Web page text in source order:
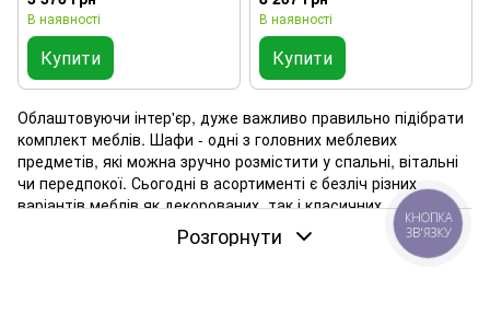
В наявності
Купити
В наявності
Купити
Облаштовуючи інтер'єр, дуже важливо правильно підібрати
комплект меблів. Шафи - одні з головних меблевих
предметів, які можна зручно розмістити у спальні, вітальні
чи передпокої. Сьогодні в асортименті є безліч різних
варіантів меблів як декорованих, так і класичних
мінімалістичних моделей. Наприклад, дводверні шафи з
дверцятами - приклад стандартного, елегантного
Розгорнути
КНОПКА
ЗВ'ЯЗКУ